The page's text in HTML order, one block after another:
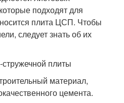
подходят для
плита ЦСП. Чтобы
следует знать об их
плиты
материал,
цемента.